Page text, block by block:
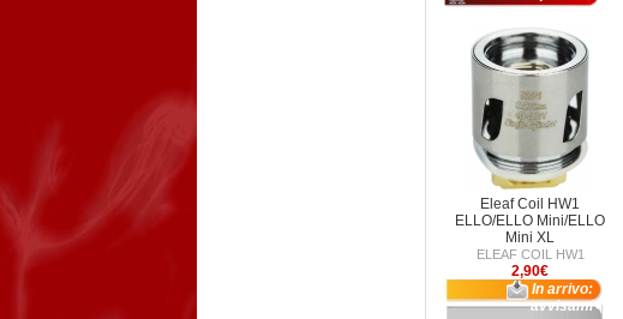
Eleaf Coil HW1
ELLO/ELLO Mini/ELLO
Mini XL
ELEAF COIL HW1
2,90€
In arrivo:
avvisami